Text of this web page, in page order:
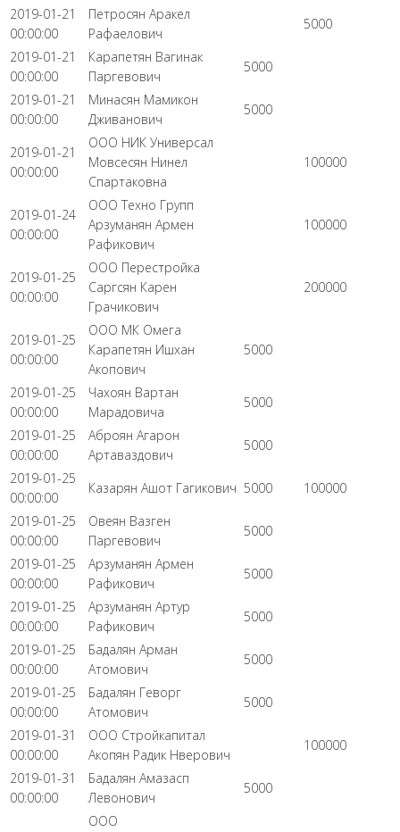
2019-01-21
00:00:00
Петросян Аракел
Рафаелович
5000
2019-01-21
00:00:00
Карапетян Вагинак
Паргевович
5000
2019-01-21
00:00:00
Минасян Мамикон
Дживанович
5000
2019-01-21
00:00:00
ООО НИК Универсал
Мовсесян Нинел
Спартаковна
100000
2019-01-24
00:00:00
ООО Техно Групп
Арзуманян Армен
Рафикович
100000
2019-01-25
00:00:00
ООО Перестройка
Саргсян Карен
Грачикович
200000
2019-01-25
00:00:00
ООО МК Омега
Карапетян Ишхан
Акопович
5000
2019-01-25
00:00:00
Чахоян Вартан
Марадовича
5000
2019-01-25
00:00:00
Аброян Агарон
Артаваздович
5000
2019-01-25
00:00:00
Казарян Ашот Гагикович 5000
100000
2019-01-25
00:00:00
Овеян Вазген
Паргевович
5000
2019-01-25
00:00:00
Арзуманян Армен
Рафикович
5000
2019-01-25
00:00:00
Арзуманян Артур
Рафикович
5000
2019-01-25
00:00:00
Бадалян Арман
Атомович
5000
2019-01-25
00:00:00
Бадалян Геворг
Атомович
5000
2019-01-31
00:00:00
ООО Стройкапитал
Акопян Радик Нверович
100000
2019-01-31
00:00:00
Бадалян Амазасп
Левонович
5000
ООО